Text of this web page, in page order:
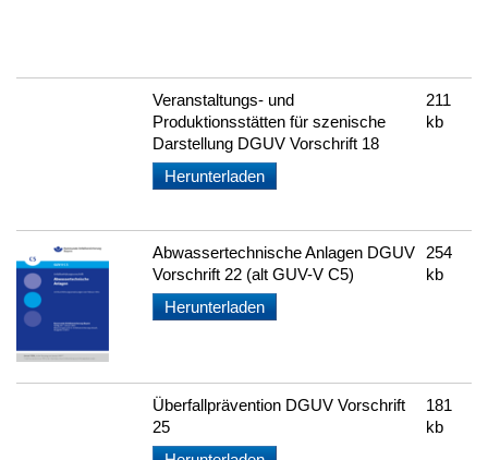
Veranstaltungs- und
Produktionsstätten für szenische
Darstellung DGUV Vorschrift 18
Herunterladen
211
kb
Abwassertechnische Anlagen DGUV
Vorschrift 22 (alt GUV-V C5)
Herunterladen
254
kb
Überfallprävention DGUV Vorschrift
25
181
kb